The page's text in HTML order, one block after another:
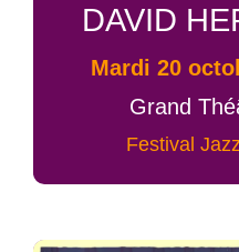
DAVID
mardi 20
Grand
Festival